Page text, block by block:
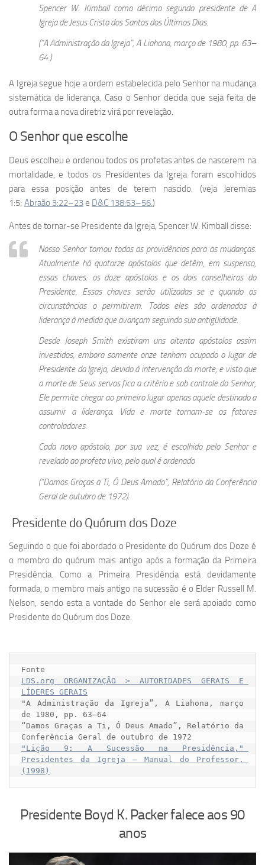
Spencer W. Kimball como décimo segundo presidente de A
Igreja de Jesus Cristo dos Santos dos Últimos Dias.
(“A Administração da Igreja”, A Liahona, março de 1980, pp. 63–
64.)
A Igreja segue hoje a ordem estabelecida pelo Senhor na mudança
sistemática de liderança. Caso o Senhor decida que seja feita de
outra forma a nova diretriz virá por revelação.
O Senhor que escolhe
Deus escolheu e ordenou todos os profetas antes de nascerem na
mortalidade, e todos os Presidentes da Igreja foram escolhidos
para essa posição antes de terem nascido. (veja Jeremias
1:5; Abraão 3:22–23e D&C 138:53–56.)
Antes de tornar-se Presidente da Igreja, Spencer W. Kimball disse:
Nosso Senhor tomou todas as providências para as mudanças.
Atualmente há quatorze apóstolos que detêm, em suspenso,
essas chaves: os doze apóstolos e os dois conselheiros do
Presidente. Essas chaves serão utilizadas se e quando as
circunstâncias o permitirem. Todos eles são ordenados à
liderança à medida que avançam seguindo sua antigüidade.
Desde Joseph Smith existiram uns oitenta apóstolos assim
investidos, embora somente onze tenham ocupado o lugar de
Presidente da Igreja, devido à intervenção da morte; e visto que
a morte de Seus servos fica a critério e sob controle do Senhor,
Ele permite chegar ao primeiro lugar apenas aquele destinado a
assumir a liderança. Vida e morte tornam-se os fatores
controladores.
Cada novo apóstolo, por sua vez, é escolhido pelo Senhor e
revelado ao profeta vivo, pelo qual é ordenado
(“Damos Graças a Ti, Ó Deus Amado”, Relatório da Conferência
Geral de outubro de 1972).
Presidente do Quórum dos Doze
Seguindo o que foi abordado o Presidente do Quórum dos Doze é
o membro do quórum mais antigo após a formação da Primeira
Presidência. Como a Primeira Presidência está devidamente
formada, o membro mais antigo na sucessão é o Elder Russell M.
Nelson, sendo esta a vontade do Senhor ele será apoiado como
Presidente do Quórum dos Doze.
LDS.org ORGANIZAÇÃO > AUTORIDADES GERAIS E
LÍDERES GERAIS
"A Administração da Igreja”, A Liahona, março
de 1980, pp. 63–64
“Damos Graças a Ti, Ó Deus Amado”, Relatório da
Presidentes da Igreja – Manual do Professor ,
Presidente Boyd K. Packer falece aos 90
anos